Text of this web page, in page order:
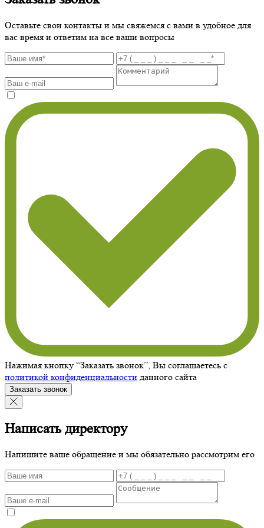
Оставьте свои контакты и мы свяжемся с вами в удобное для
вас время и ответим на все ваши вопросы
Нажимая кнопку “Заказать звонок”, Вы соглашаетесь с
политикой конфиденциальности данного сайта
Заказать звонок
Написать директору
Напишите ваше обращение и мы обязательно рассмотрим его